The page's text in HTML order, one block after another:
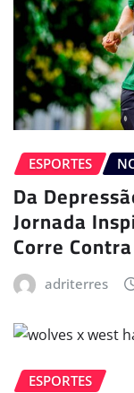
ESPORTES
Da
Jornada
Corre
adriterres
ESPORTES